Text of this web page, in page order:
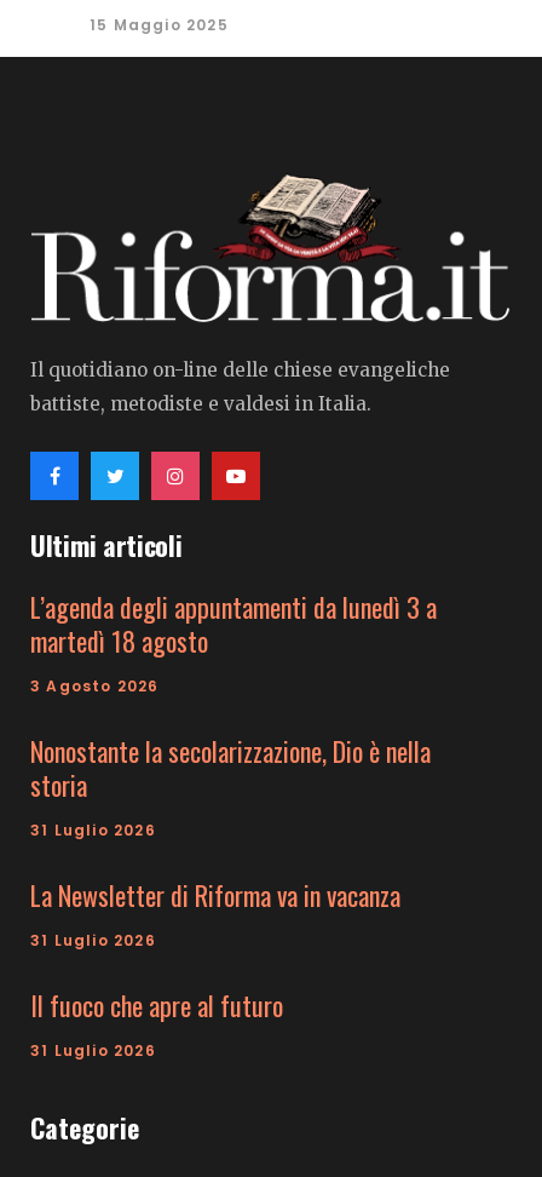
15 Maggio 2025
Il quotidiano on-line delle chiese evangeliche
battiste, metodiste e valdesi in Italia.
Ultimi articoli
L’agenda degli appuntamenti da lunedì 3 a
martedì 18 agosto
3 Agosto 2026
Nonostante la secolarizzazione, Dio è nella
storia
31 Luglio 2026
La Newsletter di Riforma va in vacanza
31 Luglio 2026
Il fuoco che apre al futuro
31 Luglio 2026
Categorie